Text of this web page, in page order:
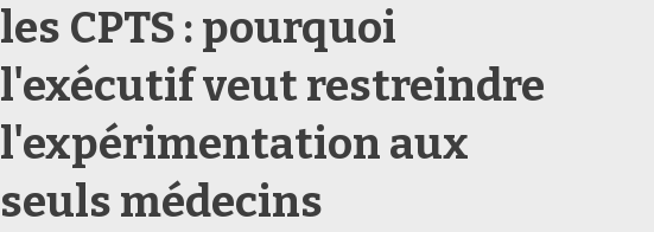
les CPTS : pourquoi
l'exécutif veut restreindre
l'expérimentation aux
seuls médecins